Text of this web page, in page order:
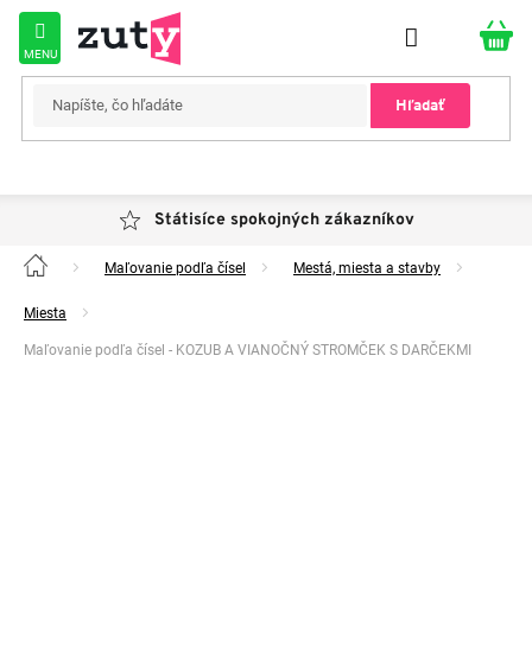
Prejsť
obsah
Hľadať
Státisíce spokojných zákazníkov
Domov Maľovanie podľa čísel Mestá, miesta a stavby
Miesta
Maľovanie podľa čísel - KOZUB A VIANOČNÝ STROMČEK S DARČEKMI